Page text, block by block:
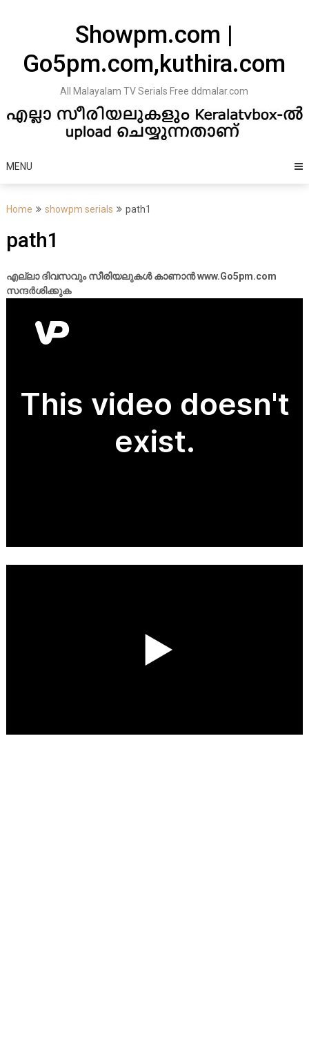
Showpm.com |
Go5pm.com,kuthira.com
All Malayalam TV Serials Free ddmalar.com
MENU
Home showpm serials path1
path1
എല്ലാ ദിവസവും സീരിയലുകൾ കാണാൻ www.Go5pm.com
സന്ദർശിക്കുക